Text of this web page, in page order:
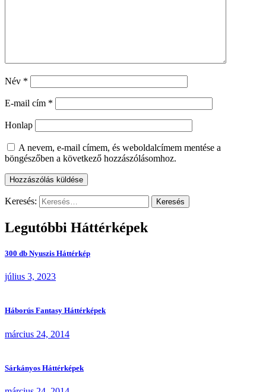
Név *
E-mail cím *
Honlap
A nevem, e-mail címem, és weboldalcímem mentése a
böngészőben a következő hozzászólásomhoz.
Keresés:
Legutóbbi Háttérképek
300 db Nyuszis Háttérkép
július 3, 2023
Háborús Fantasy Háttérképek
március 24, 2014
Sárkányos Háttérképek